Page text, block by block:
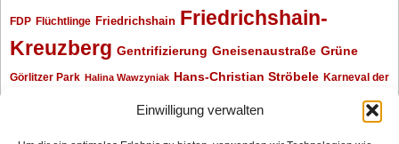
Einwilligung verwalten
FDP Flüchtlinge Friedrichshain Friedrichshain-
Kreuzberg Gentrifizierung Gneisenaustraße Grüne
Görlitzer Park Halina Wawzyniak Hans-Christian Ströbele Karneval der
Klaus Wowereit